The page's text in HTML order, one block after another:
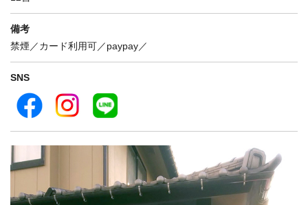
備考
禁煙／カード利用可／paypay／
SNS